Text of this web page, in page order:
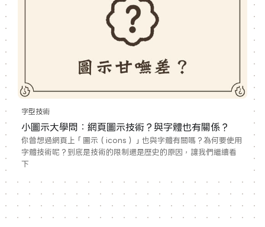
字型技術
小圖示大學問：網頁圖示技術？與字體也有關係？
你曾想過網頁上「圖示（icons）」也與字體有關嗎？為何要使用
字體技術呢？到底是技術的限制還是歷史的原因，讓我們繼續看
下